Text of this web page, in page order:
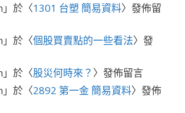
」於〈1301 台塑 簡易資料〉發佈留
」於〈個股買賣點的一些看法〉發
」於〈股災何時來？ 〉發佈留言
」於〈2892 第一金 簡易資料〉發佈